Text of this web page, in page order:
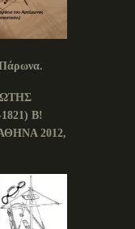
Πάρωνα.
Β!
2012,